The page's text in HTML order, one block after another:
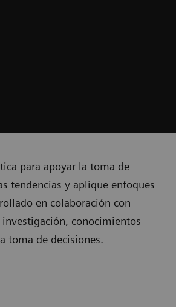
para apoyar la toma de
tendencias y aplique enfoques
en colaboración con
conocimientos
toma de decisiones.